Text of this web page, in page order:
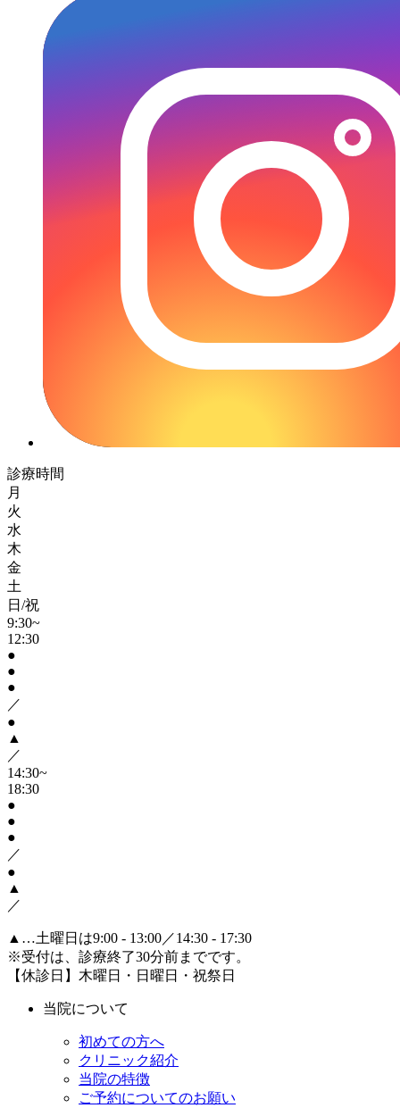
診療時間
月
火
水
木
金
土
日/祝
9:30~
12:30
●
●
●
／
●
▲
／
14:30~
18:30
●
●
●
／
●
▲
／
▲ …土曜日は9:00 - 13:00／14:30 - 17:30
※受付は、診療終了30分前までです。
【休診日】木曜日・日曜日・祝祭日
当院について
初めての方へ
クリニック紹介
当院の特徴
ご予約についてのお願い